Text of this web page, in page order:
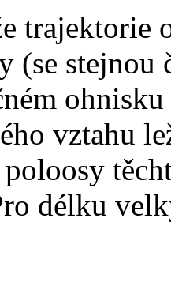
trajektorie
(se
vztahu
délku